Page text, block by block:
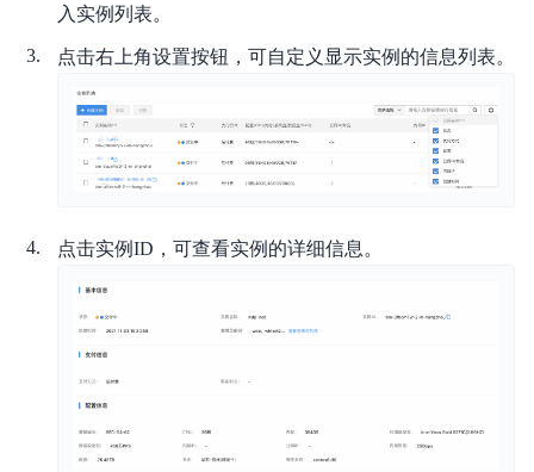
功能发布记录
产品描述
快速入门
典型实践
API 1.0参考
API 2.0参考
入实例列表。
点击右上角设置按钮，可自定义显示实例的信息列表。
点击实例ID，可查看实例的详细信息。